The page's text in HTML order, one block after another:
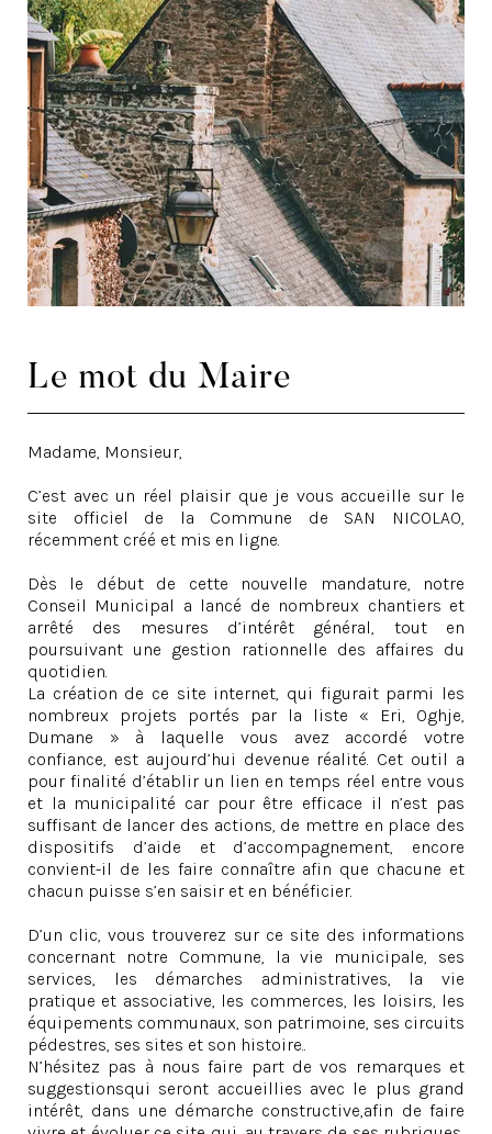
Le mot du Maire
Madame, Monsieur,
C’est avec un réel plaisir que je vous accueille sur le
site officiel de la Commune de SAN NICOLAO,
récemment créé et mis en ligne.
Dès le début de cette nouvelle mandature, notre
Conseil Municipal a lancé de nombreux chantiers et
arrêté des mesures d’intérêt général, tout en
poursuivant une gestion rationnelle des affaires du
quotidien.
La création de ce site internet, qui figurait parmi les
nombreux projets portés par la liste « Eri, Oghje,
Dumane » à laquelle vous avez accordé votre
confiance, est aujourd’hui devenue réalité. Cet outil a
pour finalité d’établir un lien en temps réel entre vous
et la municipalité car pour être efficace il n’est pas
suffisant de lancer des actions, de mettre en place des
dispositifs d’aide et d’accompagnement, encore
convient-il de les faire connaître afin que chacune et
chacun puisse s’en saisir et en bénéficier.
D’un clic, vous trouverez sur ce site des informations
concernant notre Commune, la vie municipale, ses
services, les démarches administratives, la vie
pratique et associative, les commerces, les loisirs, les
équipements communaux, son patrimoine, ses circuits
pédestres, ses sites et son histoire..
N’hésitez pas à nous faire part de vos remarques et
suggestionsqui seront accueillies avec le plus grand
intérêt, dans une démarche constructive,afin de faire